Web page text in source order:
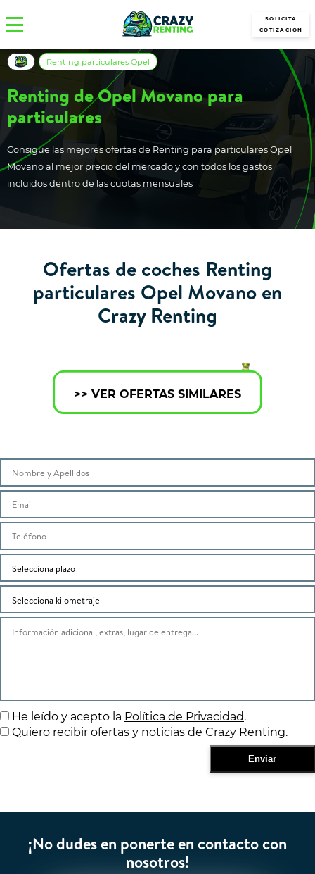
SOLICITA
COTIZACIÓN
Renting de Opel Movano para
particulares
Consigue las mejores ofertas de Renting para particulares Opel
Movano al mejor precio del mercado y con todos los gastos
incluidos dentro de las cuotas mensuales
Renting particulares Opel
Ofertas de coches Renting
particulares Opel Movano en
Crazy Renting
>> VER OFERTAS SIMILARES
He leído y acepto la Política de Privacidad.
Quiero recibir ofertas y noticias de Crazy Renting.
¡No dudes en ponerte en contacto con
nosotros!